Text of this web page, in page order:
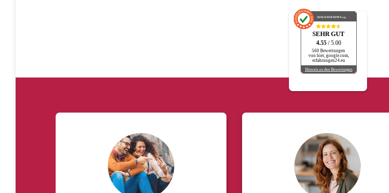
AUSGEZEICHNET.org
SEHR GUT
4.55 / 5.00
560 Bewertungen
von hier, google.com,
erfahrungen24.eu
Hinweis zu den Bewertungen